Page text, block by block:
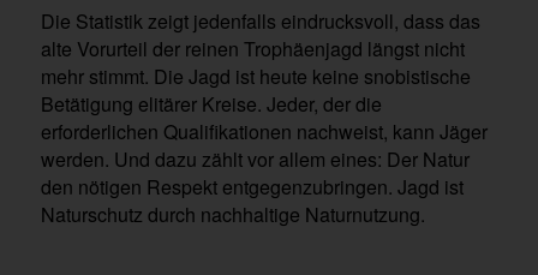
Die Statistik zeigt jedenfalls eindrucksvoll, dass das
alte Vorurteil der reinen Trophäenjagd längst nicht
mehr stimmt. Die Jagd ist heute keine snobistische
Betätigung elitärer Kreise. Jeder, der die
erforderlichen Qualifikationen nachweist, kann Jäger
werden. Und dazu zählt vor allem eines: Der Natur
den nötigen Respekt entgegenzubringen. Jagd ist
Naturschutz durch nachhaltige Naturnutzung.